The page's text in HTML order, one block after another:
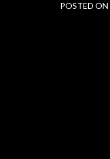
POSTED ON